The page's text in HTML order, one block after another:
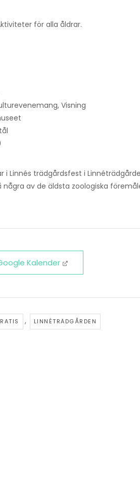
för alla åldrar.
Visning
i Linnés trädgårdsfest i
av de äldsta zoologiska
Kalender
, LINNÉTRÄDGÅRDEN